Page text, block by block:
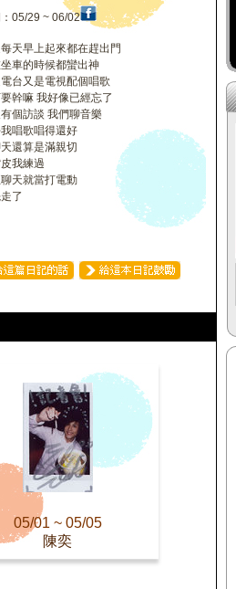
：05/29 ~ 06/02
天早上起來都在趕出門
車的時候都蠻出神
台又是電視配個唱歌
幹嘛 我好像已經忘了
個訪談 我們聊音樂
唱歌唱得還好
還算是滿親切
我練過
天就當打電動
了
05/01 ~ 05/05
陳奕